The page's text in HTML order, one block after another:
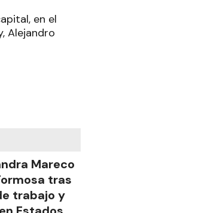
en el
Alejandro
Mareco
tras
trabajo y